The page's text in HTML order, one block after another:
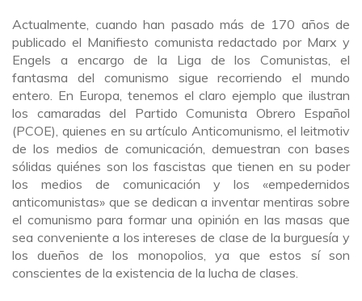
Actualmente, cuando han pasado más de 170 años de
publicado el Manifiesto comunista redactado por Marx y
Engels a encargo de la Liga de los Comunistas, el
fantasma del comunismo sigue recorriendo el mundo
entero. En Europa, tenemos el claro ejemplo que ilustran
los camaradas del Partido Comunista Obrero Español
(PCOE), quienes en su artículo Anticomunismo, el leitmotiv
de los medios de comunicación, demuestran con bases
sólidas quiénes son los fascistas que tienen en su poder
los medios de comunicación y los «empedernidos
anticomunistas» que se dedican a inventar mentiras sobre
el comunismo para formar una opinión en las masas que
sea conveniente a los intereses de clase de la burguesía y
los dueños de los monopolios, ya que estos sí son
conscientes de la existencia de la lucha de clases.